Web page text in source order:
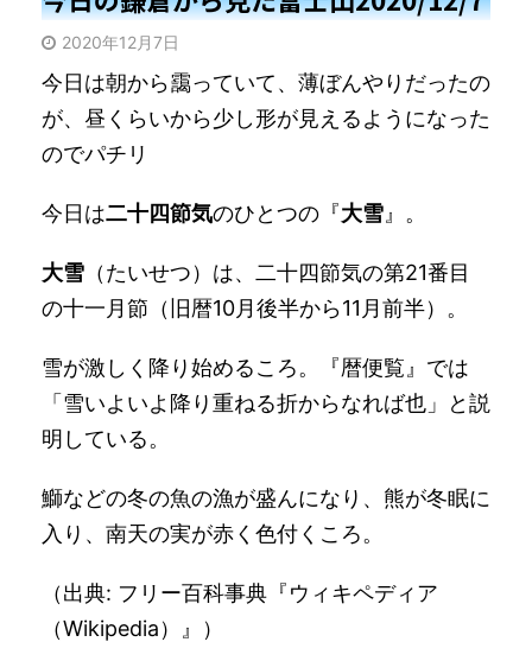
2020年12月7日
今日は朝から靄っていて、薄ぼんやりだったの
が、昼くらいから少し形が見えるようになった
のでパチリ
今日は二十四節気のひとつの『大雪』。
大雪 （たいせつ）は、二十四節気の第21番目
の十一月節（旧暦10月後半から11月前半）。
雪が激しく降り始めるころ。『暦便覧』では
「雪いよいよ降り重ねる折からなれば也」と説
明している。
鰤などの冬の魚の漁が盛んになり、熊が冬眠に
入り、南天の実が赤く色付くころ。
（出典: フリー百科事典『ウィキペディア
（Wikipedia）』）